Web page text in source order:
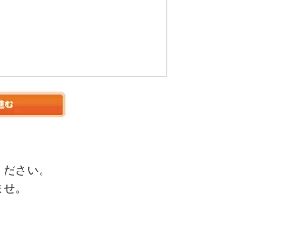
さい。
。